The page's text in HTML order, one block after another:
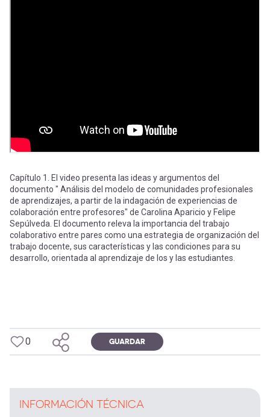
entrar
a
mi
cuenta
Capítulo 1. El video presenta las ideas y argumentos del
documento " Análisis del modelo de comunidades profesionales
de aprendizajes, a partir de la indagación de experiencias de
colaboración entre profesores" de Carolina Aparicio y Felipe
Sepúlveda. El documento releva la importancia del trabajo
colaborativo entre pares como una estrategia de organización del
trabajo docente, sus características y las condiciones para su
desarrollo, orientada al aprendizaje de los y las estudiantes.
0 GUARDAR
INFORMACIÓN TÉCNICA